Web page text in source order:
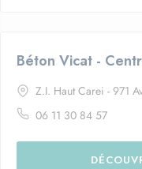
Béton Vicat -
Z.I. Haut Carei - 971
06 11 30 84 57